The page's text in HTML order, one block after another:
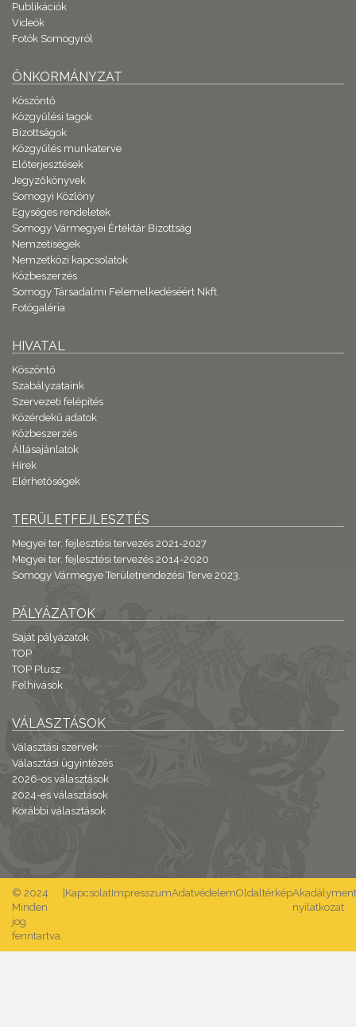
Publikációk
Videók
Fotók Somogyról
ÖNKORMÁNYZAT
Köszöntő
Közgyűlési tagok
Bizottságok
Közgyűlés munkaterve
Előterjesztések
Jegyzőkönyvek
Somogyi Közlöny
Egységes rendeletek
Somogy Vármegyei Értéktár Bizottság
Nemzetiségek
Nemzetközi kapcsolatok
Közbeszerzés
Somogy Társadalmi Felemelkedéséért Nkft.
Fotógaléria
HIVATAL
Köszöntő
Szabályzataink
Szervezeti felépítés
Közérdekű adatok
Közbeszerzés
Állásajánlatok
Hírek
Elérhetőségek
TERÜLETFEJLESZTÉS
Megyei ter. fejlesztési tervezés 2021-2027
Megyei ter. fejlesztési tervezés 2014-2020
Somogy Vármegye Területrendezési Terve 2023.
PÁLYÁZATOK
Saját pályázatok
TOP
TOP Plusz
Felhívások
VÁLASZTÁSOK
Választási szervek
Választási ügyintézés
2026-os választások
2024-es választások
Korábbi választások
© 2024
Minden
jog
fenntartva.
KapcsolatImpresszumAdatvédelemOldaltérkép
nyilatkozat